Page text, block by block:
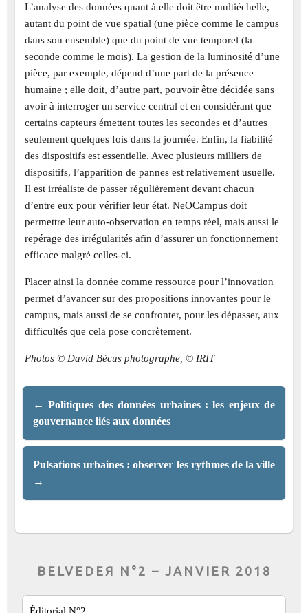
L’analyse des données quant à elle doit être multiéchelle,
autant du point de vue spatial (une pièce comme le campus
dans son ensemble) que du point de vue temporel (la
seconde comme le mois). La gestion de la luminosité d’une
pièce, par exemple, dépend d’une part de la présence
humaine ; elle doit, d’autre part, pouvoir être décidée sans
avoir à interroger un service central et en considérant que
certains capteurs émettent toutes les secondes et d’autres
seulement quelques fois dans la journée. Enfin, la fiabilité
des dispositifs est essentielle. Avec plusieurs milliers de
dispositifs, l’apparition de pannes est relativement usuelle.
Il est irréaliste de passer régulièrement devant chacun
d’entre eux pour vérifier leur état. NeOCampus doit
permettre leur auto-observation en temps réel, mais aussi le
repérage des irrégularités afin d’assurer un fonctionnement
efficace malgré celles-ci.
Placer ainsi la donnée comme ressource pour l’innovation
permet d’avancer sur des propositions innovantes pour le
campus, mais aussi de se confronter, pour les dépasser, aux
difficultés que cela pose concrètement.
Photos © David Bécus photographe, © IRIT
← Politiques des données urbaines : les enjeux de
gouvernance liés aux données
Pulsations urbaines : observer les rythmes de la ville
→
BELVEDEЯ N°2 – JANVIER 2018